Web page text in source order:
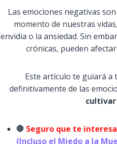
Las emociones negativas
momento de nuestras
envidia o la ansiedad. Sin
crónicas, pueden
Este artículo te guiará a
definitivamente de las
🛑 Seguro que te
(Incluso el Miedo a la